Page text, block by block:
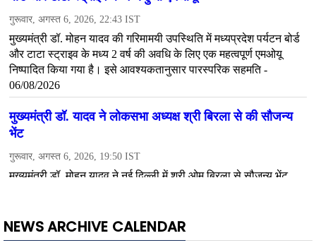
NEWS ARCHIVE CALENDAR